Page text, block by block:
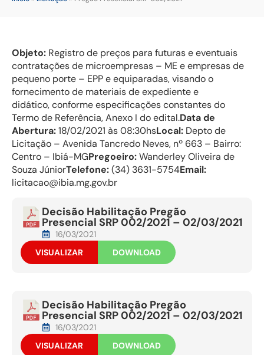
Objeto: Registro de preços para futuras e eventuais
contratações de microempresas – ME e empresas de
pequeno porte – EPP e equiparadas, visando o
fornecimento de materiais de expediente e
didático, conforme especificações constantes do
Termo de Referência, Anexo I do edital.Data de
Abertura:18/02/2021 às 08:30hsLocal: Depto de
Licitação – Avenida Tancredo Neves, nº 663 – Bairro:
Centro – Ibiá-MGPregoeiro:Wanderley Oliveira de
Souza JúniorTelefone:(34) 3631-5754Email:
licitacao@ibia.mg.gov.br
Decisão Habilitação Pregão
Presencial SRP 002/2021 – 02/03/2021
16/03/2021
VISUALIZAR
DOWNLOAD
Decisão Habilitação Pregão
Presencial SRP 002/2021 – 02/03/2021
16/03/2021
VISUALIZAR
DOWNLOAD